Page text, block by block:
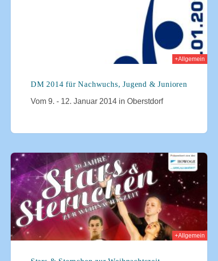
+Allgemein
DM 2014 für Nachwuchs, Jugend & Junioren
Vom 9. - 12. Januar 2014 in Oberstdorf
+Allgemein